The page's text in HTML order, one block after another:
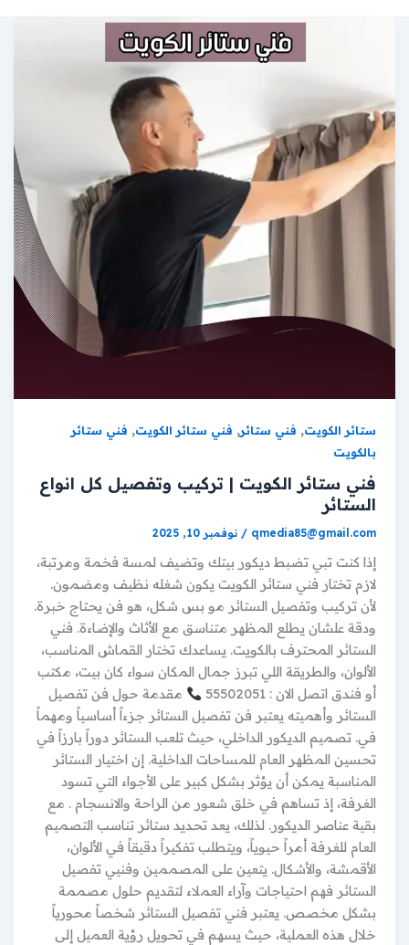
ستائر الكويت,فني ستائر,فني ستائر الكويت,فني ستائر
بالكويت
فني ستائر الكويت | تركيب وتفصيل كل انواع
الستائر
qmedia85@gmail.com
/ نوفمبر 10, 2025
إذا كنت تبي تضبط ديكور بيتك وتضيف لمسة فخمة ومرتبة،
لازم تختار فني ستائر الكويت يكون شغله نظيف ومضمون.
لأن تركيب وتفصيل الستائر مو بس شكل، هو فن يحتاج خبرة.
ودقة علشان يطلع المظهر متناسق مع الأثاث والإضاءة. فني
الستائر المحترف بالكويت. يساعدك تختار القماش المناسب،
الألوان، والطريقة اللي تبرز جمال المكان سواء كان بيت، مكتب
أو فندق اتصل الان : 55502051
مقدمة حول فن تفصيل
الستائر وأهميته يعتبر فن تفصيل الستائر جزءاً أساسياً ومهماً
في. تصميم الديكور الداخلي، حيث تلعب الستائر دوراً بارزاً في
تحسين المظهر العام للمساحات الداخلية. إن اختيار الستائر
المناسبة يمكن أن يؤثر بشكل كبير على الأجواء التي تسود
الغرفة، إذ تساهم في خلق شعور من الراحة والانسجام . مع
بقية عناصر الديكور. لذلك، يعد تحديد ستائر تناسب التصميم
العام للغرفة أمراً حيوياً، ويتطلب تفكيراً دقيقاً في الألوان،
الأقمشة، والأشكال. يتعين على المصممين وفنيي تفصيل
الستائر فهم احتياجات وآراء العملاء لتقديم حلول مصممة
بشكل مخصص. يعتبر فني تفصيل الستائر شخصاً محورياً
خلال هذه العملية، حيث يسهم في تحويل رؤية العميل إلى